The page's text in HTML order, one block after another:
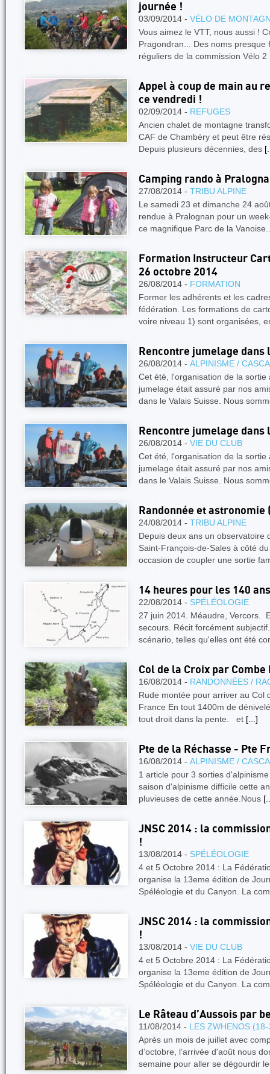
journée !
03/09/2014 - VÉLO DE
Vous aimez le VTT, nous aussi !
Pragondran... Des noms
réguliers de la commission Vélo
Appel à coup de main au
ce vendredi !
02/09/2014 - REFUGES
Ancien chalet de montagne
CAF de Chambéry et peut être
Depuis plusieurs décennies, des
Camping rando à
27/08/2014 - TRIBU ALPINE
Le samedi 23 et dimanche 24
rendue à Pralognan pour un
ce magnifique Parc de la
Formation Instructeur
26 octobre 2014
26/08/2014 - FORMATION
Former les adhérents et les
fédération. Les formations de
voire niveau 1) sont organisées,
Rencontre jumelage dans
26/08/2014 - ALPINISME /
Cet été, l'organisation de la
jumelage était assuré par nos
dans le Valais Suisse. Nous
Rencontre jumelage dans
26/08/2014 - VIE DU CLUB
Cet été, l'organisation de la
jumelage était assuré par nos
dans le Valais Suisse. Nous
Randonnée et astronomie
24/08/2014 - TRIBU ALPINE
Depuis deux ans un observatoire
Saint-François-de-Sales à côté
occasion de coupler une sortie
14 heures pour les 140
22/08/2014 - SPÉLÉOLOGIE
27 juin 2014. Méaudre, Vercors.
secours. Récit forcément
scénario, telles qu'elles ont été
Col de la Croix par Combe
16/08/2014 - RANDONNÉES /
Rude montée pour arriver au Col
France En tout 1400m de
tout droit dans la pente. et [...]
Pte de la Réchasse - Pte
16/08/2014 - ALPINISME /
1 article pour 3 sorties
saison d'alpinisme difficile cette
pluvieuses de cette année.Nous
JNSC 2014 : la
!
13/08/2014 - SPÉLÉOLOGIE
4 et 5 Octobre 2014 : La
organise la 13eme édition de
Spéléologie et du Canyon. La
JNSC 2014 : la
!
13/08/2014 - VIE DU CLUB
4 et 5 Octobre 2014 : La
organise la 13eme édition de
Spéléologie et du Canyon. La
Le Râteau d’Aussois par
11/08/2014 - LES ZWHENOS
Après un mois de juillet avec
d’octobre, l’arrivée d'août nous
semaine pour aller se dégourdir